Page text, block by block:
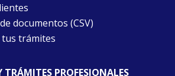
documentos (CSV)
trámites
TRÁMITES PROFESIONALES